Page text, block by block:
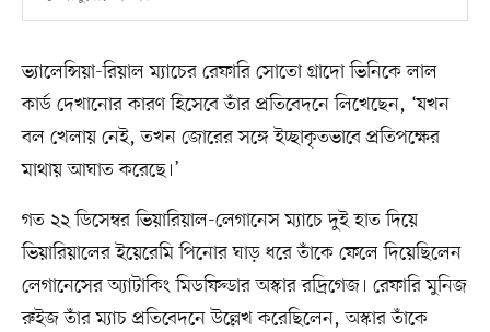
ভ্যালেন্সিয়া-রিয়াল ম্যাচের রেফারি সোতো গ্রাদো ভিনিকে লাল
কার্ড দেখানোর কারণ হিসেবে তাঁর প্রতিবেদনে লিখেছেন, ‘যখন
বল খেলায় নেই, তখন জোরের সঙ্গে ইচ্ছাকৃতভাবে প্রতিপক্ষের
মাথায় আঘাত করেছে।’
গত ২২ ডিসেম্বর ভিয়ারিয়াল-লেগানেস ম্যাচে দুই হাত দিয়ে
ভিয়ারিয়ালের ইয়েরেমি পিনোর ঘাড় ধরে তাঁকে ফেলে দিয়েছিলেন
লেগানেসের অ্যাটাকিং মিডফিল্ডার অস্কার রদ্রিগেজ। রেফারি মুনিজ
রুইজ তাঁর ম্যাচ প্রতিবেদনে উল্লেখ করেছিলেন, অস্কার তাঁকে